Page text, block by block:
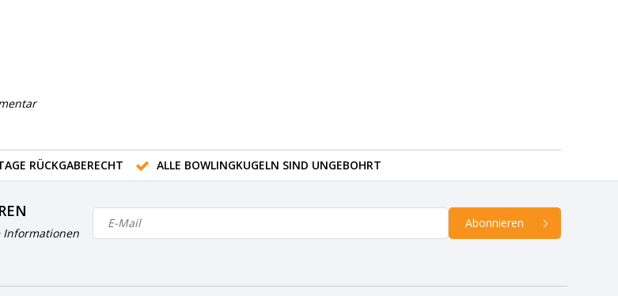
RÜCKGABERECHT ALLE BOWLINGKUGELN SIND UNGEBOHRT
Informationen
Abonnieren